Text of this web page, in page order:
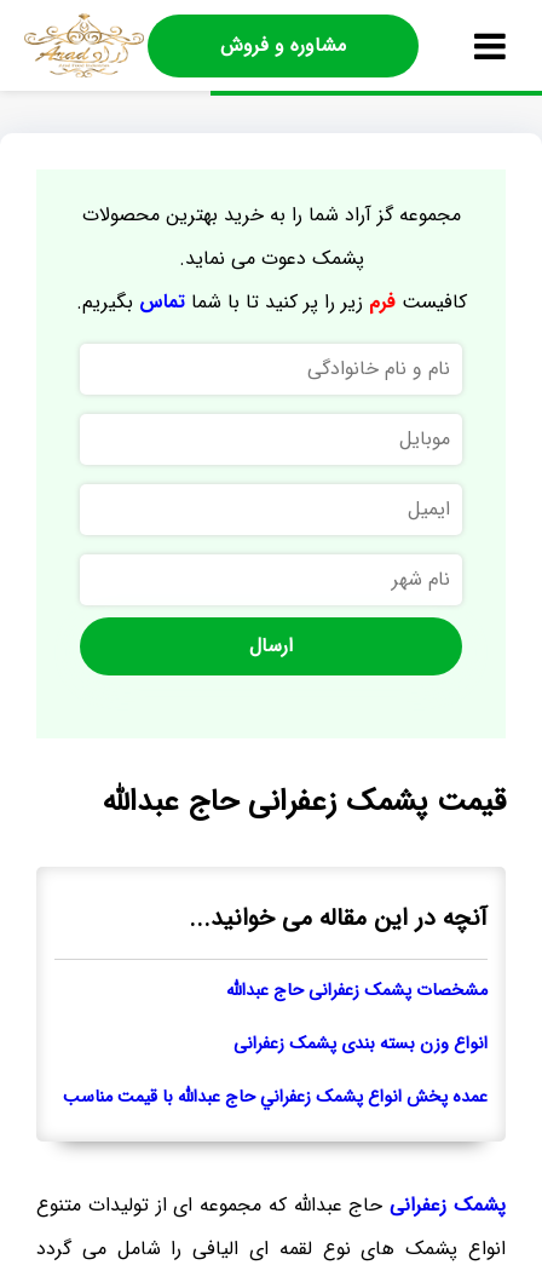
مشاوره و فروش
مجموعه گز آراد شما را به خرید بهترین محصولات
پشمک دعوت می نماید.
کافیستفرم زیر را پر کنید تا با شماتماس بگیریم.
نام
و
نام
خانوادگی
موبایل
ایمیل
نام
شهر
قيمت پشمک زعفرانی حاج عبدالله
آنچه در این مقاله می خوانید...
مشخصات پشمک زعفرانی حاج عبدالله
انواع وزن بسته بندی پشمک زعفرانی
عمده پخش انواع پشمک زعفراني حاج عبدالله با قيمت مناسب
پشمک زعفرانیحاج عبدالله که مجموعه ای از توليدات متنوع
انواع پشمک های نوع لقمه ای اليافی را شامل می گردد